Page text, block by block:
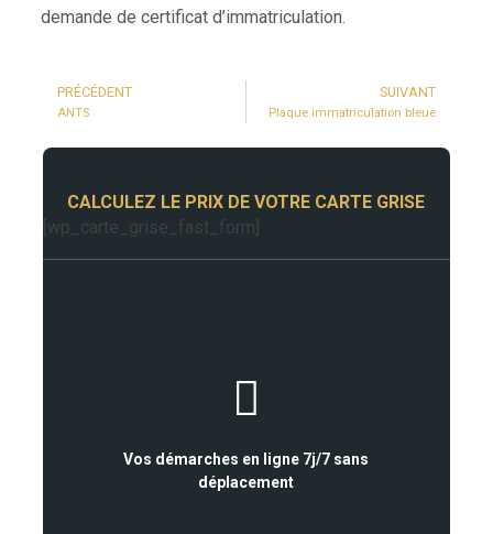
demande de certificat d’immatriculation.
PRÉCÉDENT
ANTS
SUIVANT
Plaque immatriculation bleue
CALCULEZ LE PRIX DE VOTRE CARTE GRISE
[wp_carte_grise_fast_form]
Vos démarches en ligne 7j/7 sans
déplacement